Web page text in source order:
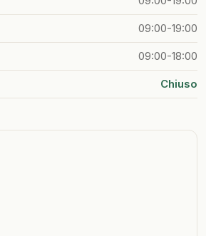
09:00-19:00
09:00-18:00
Chiuso